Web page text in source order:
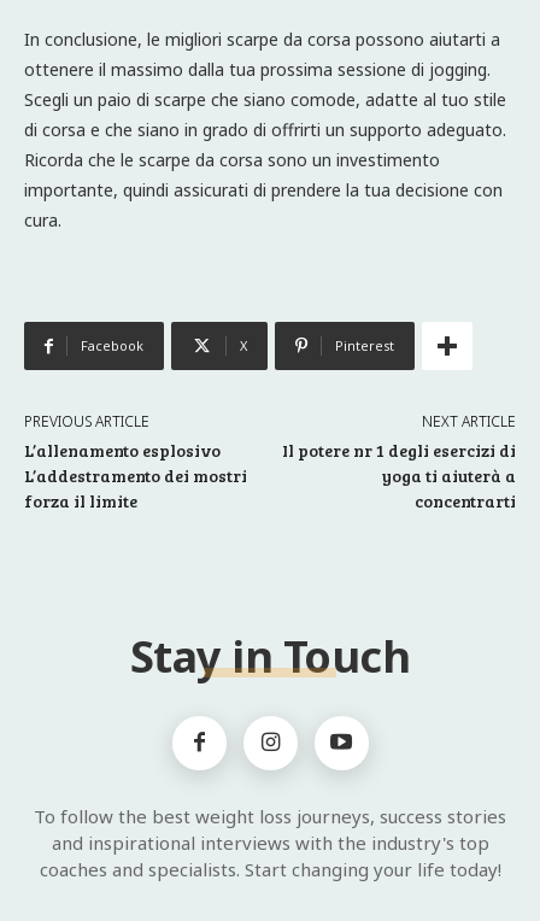
In conclusione, le migliori scarpe da corsa possono aiutarti a
ottenere il massimo dalla tua prossima sessione di jogging.
Scegli un paio di scarpe che siano comode, adatte al tuo stile
di corsa e che siano in grado di offrirti un supporto adeguato.
Ricorda che le scarpe da corsa sono un investimento
importante, quindi assicurati di prendere la tua decisione con
cura.
Facebook X Pinterest
PREVIOUS ARTICLE
L’allenamento esplosivo
L’addestramento dei mostri
forza il limite
NEXT ARTICLE
Il potere nr 1 degli esercizi di
yoga ti aiuterà a
concentrarti
Stay in Touch
To follow the best weight loss journeys, success stories
and inspirational interviews with the industry's top
coaches and specialists. Start changing your life today!